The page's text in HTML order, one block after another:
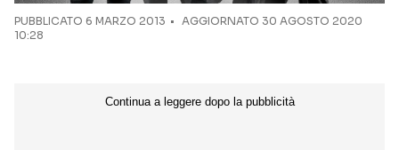
PUBBLICATO 6 MARZO 2013
AGGIORNATO 30 AGOSTO 2020
10:28